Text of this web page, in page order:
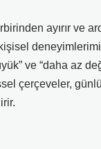
ayırır ve
ve “daha az
çerçeveler,